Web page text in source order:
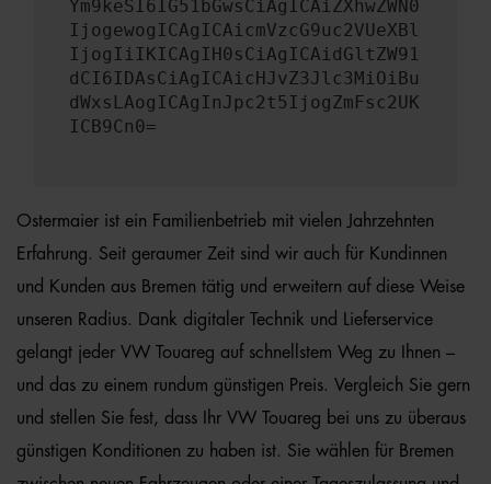
Ym9keSI6IG51bGwsCiAgICAiZXhwZWN0
IjogewogICAgICAicmVzcG9uc2VUeXBl
IjogIiIKICAgIH0sCiAgICAidGltZW91
dCI6IDAsCiAgICAicHJvZ3Jlc3MiOiBu
dWxsLAogICAgInJpc2t5IjogZmFsc2UK
ICB9Cn0=
Ostermaier ist ein Familienbetrieb mit vielen Jahrzehnten
Erfahrung. Seit geraumer Zeit sind wir auch für Kundinnen
und Kunden aus Bremen tätig und erweitern auf diese Weise
unseren Radius. Dank digitaler Technik und Lieferservice
gelangt jeder VW Touareg auf schnellstem Weg zu Ihnen –
und das zu einem rundum günstigen Preis. Vergleich Sie gern
und stellen Sie fest, dass Ihr VW Touareg bei uns zu überaus
günstigen Konditionen zu haben ist. Sie wählen für Bremen